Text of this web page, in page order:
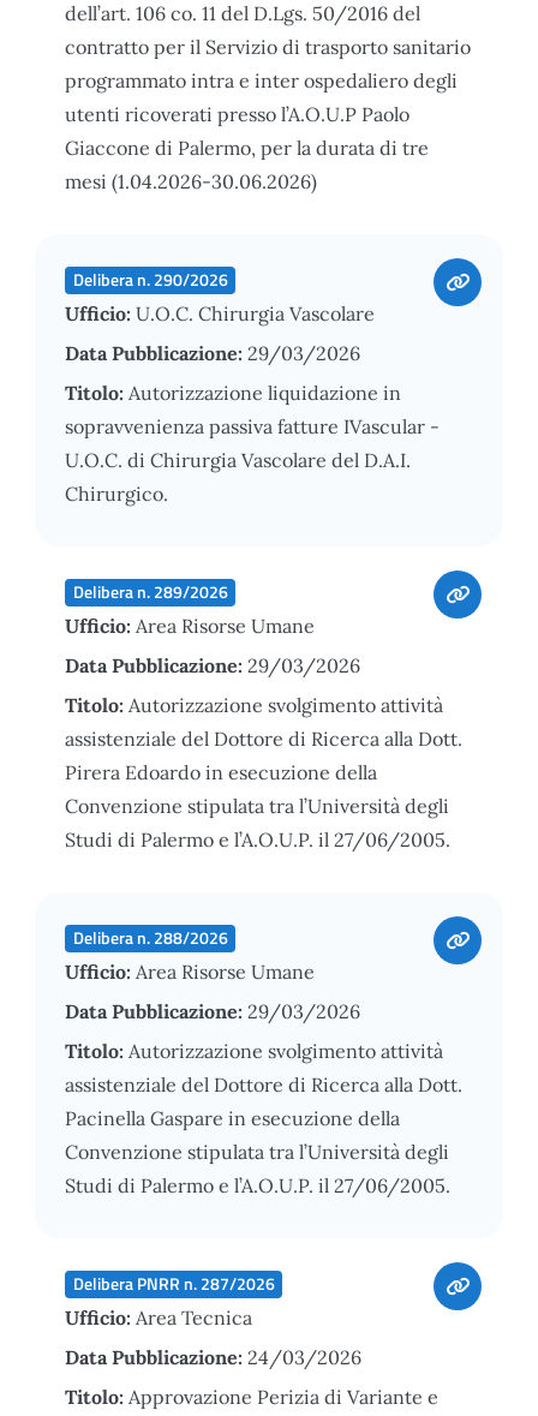
dell’art. 106 co. 11 del D.Lgs. 50/2016 del
contratto per il Servizio di trasporto sanitario
programmato intra e inter ospedaliero degli
utenti ricoverati presso l’A.O.U.P Paolo
Giaccone di Palermo, per la durata di tre
mesi (1.04.2026-30.06.2026)
Delibera n. 290/2026
Ufficio: U.O.C. Chirurgia Vascolare
Data Pubblicazione: 29/03/2026
Titolo: Autorizzazione liquidazione in
sopravvenienza passiva fatture IVascular -
U.O.C. di Chirurgia Vascolare del D.A.I.
Chirurgico.
Delibera n. 289/2026
Ufficio: Area Risorse Umane
Data Pubblicazione: 29/03/2026
Titolo: Autorizzazione svolgimento attività
assistenziale del Dottore di Ricerca alla Dott.
Pirera Edoardo in esecuzione della
Convenzione stipulata tra l’Università degli
Studi di Palermo e l’A.O.U.P. il 27/06/2005.
Delibera n. 288/2026
Ufficio: Area Risorse Umane
Data Pubblicazione: 29/03/2026
Titolo: Autorizzazione svolgimento attività
assistenziale del Dottore di Ricerca alla Dott.
Pacinella Gaspare in esecuzione della
Convenzione stipulata tra l’Università degli
Studi di Palermo e l’A.O.U.P. il 27/06/2005.
Delibera PNRR n. 287/2026
Ufficio: Area Tecnica
Data Pubblicazione: 24/03/2026
Titolo: Approvazione Perizia di Variante e